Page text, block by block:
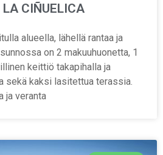
CIÑUELICA
alueella, lähellä rantaa ja
on 2 makuuhuonetta, 1
keittiö takapihalla ja
sekä kaksi lasitettua terassia.
ja veranta